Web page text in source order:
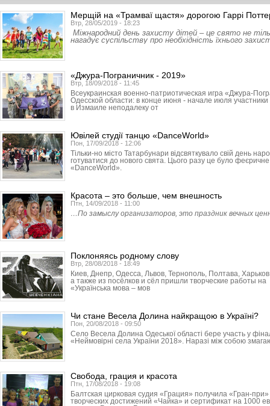
Мерщій на «Трамваї щастя» дорогою Гаррі
Втр, 28/05/2019 - 18:23
Міжнародний день захисту дітей – це свято не
нагадує суспільству про необхідність їхнього
«Джура-Пограничник - 2019»
Втр, 18/09/2018 - 11:45
Всеукраинская военно-патриотическая игра «Джура-
Одесской области: в конце июня - начале июля
в Измаиле неподалеку от
Ювілей студії танцю «DanceWorld»
Пон, 17/09/2018 - 12:06
Тільки-но місто Татарбунари відсвяткувало свій день
готуватися до нового свята. Цього разу це було
«DanceWorld».
Красота – это больше, чем внешность
Птн, 14/09/2018 - 11:00
…По замыслу организаторов, это праздник вечных
Поклоняясь родному слову
Втр, 28/08/2018 - 18:49
Киев, Днепр, Одесса, Львов, Тер­нополь, Полтава,
а также из посёлков и сёл пришли творческие работы
«Українська мова – мов
Чи стане Весела Долина найкращою в Україні?
Пон, 20/08/2018 - 09:50
Село Весела Долина Одеської області бере участь у
«Неймовірні села України 2018». Наразі між собою
Свобода, грация и красота
Птн, 17/08/2018 - 19:08
Балтская цирковая судия «Грация» получила «Гран-
творческих достижений «Чайка» и сертификат на 1000